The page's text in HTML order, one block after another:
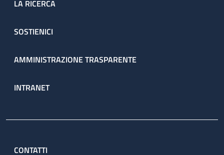
LA RICERCA
SOSTIENICI
AMMINISTRAZIONE TRASPARENTE
INTRANET
CONTATTI